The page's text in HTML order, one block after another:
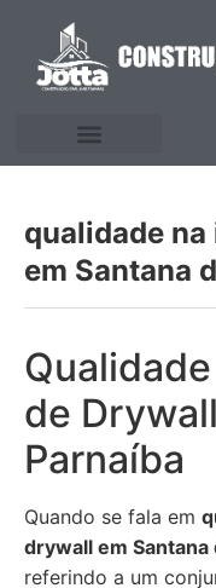
qualidade
em Santana
de
Parnaíba
Quando se fala em
drywall em Santana
referindo a um